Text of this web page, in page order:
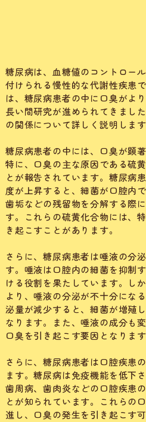
糖尿病は、血糖値のコントロー
付けられる慢性的な代謝性疾患
は、糖尿病患者の中に口臭がよ
長い間研究が進められてきまし
の関係について詳しく説明します
糖尿病患者の中には、口臭が顕
特に、口臭の主な原因である硫
とが報告されています。糖尿病
度が上昇すると、細菌が口腔内
歯垢などの残留物を分解する際
す。これらの硫黄化合物には、
き起こすことがあります。
さらに、糖尿病患者は唾液の分
す。唾液は口腔内の細菌を抑制
ける役割を果たしています。し
より、唾液の分泌が不十分にな
泌量が減少すると、細菌が増殖
なります。また、唾液の成分も
口臭を引き起こす要因となります
さらに、糖尿病患者は口腔疾患
ます。糖尿病は免疫機能を低下
歯周病、歯肉炎などの口腔疾患
とが知られています。これらの
進し、口臭の発生を引き起こす